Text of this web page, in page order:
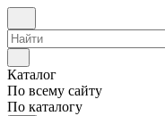
Каталог
По всему сайту
По каталогу